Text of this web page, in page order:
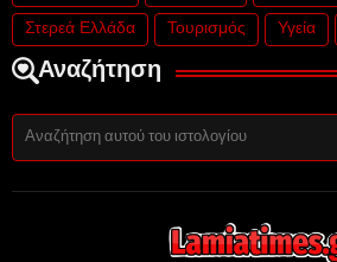
Στερεά Ελλάδα Τουρισμός Υγεία
Αναζήτηση